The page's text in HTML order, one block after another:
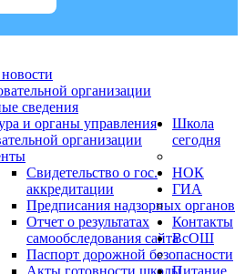
организации
сведения
и органы управления
организации
Свидетельство о гос.
аккредитации
Предписания надзорных органов
Отчет о результатах
самообследования сайта
Паспорт дорожной безопасности
Акты готовности школы
Школа
сегодня
НОК
ГИА
Контакты
ВсОШ
Питание